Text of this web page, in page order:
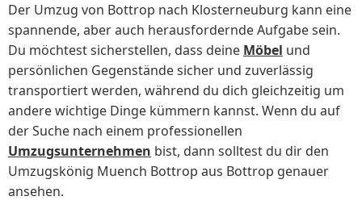
Der Umzug von Bottrop nach Klosterneuburg kann eine
spannende, aber auch herausfordernde Aufgabe sein.
Du möchtest sicherstellen, dass deine Möbel und
persönlichen Gegenstände sicher und zuverlässig
transportiert werden, während du dich gleichzeitig um
andere wichtige Dinge kümmern kannst. Wenn du auf
der Suche nach einem professionellen
Umzugsunternehmen bist, dann solltest du dir den
Umzugskönig Muench Bottrop aus Bottrop genauer
ansehen.